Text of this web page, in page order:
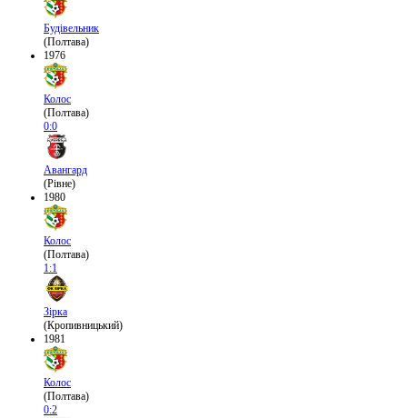
Будівельник
(Полтава)
1976
Колос
(Полтава)
0:0
Авангард
(Рівне)
1980
Колос
(Полтава)
1:1
Зірка
(Кропивницький)
1981
Колос
(Полтава)
0:2